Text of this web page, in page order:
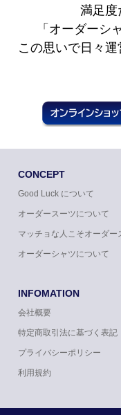
満足度
「オーダーシ
この思いで日々
CONCEPT
Good Luck について
オーダースーツについて
マッチョな人こそオーダー
オーダーシャツについて
INFOMATION
会社概要
特定商取引法に基づく表記
プライバシーポリシー
利用規約